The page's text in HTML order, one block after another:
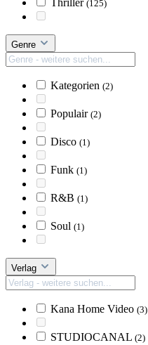
(125)
Genre
Kategorien (2)
Populair (2)
Disco (1)
Funk (1)
R&B (1)
Soul (1)
Verlag
Kana Home Video (3)
STUDIOCANAL (2)